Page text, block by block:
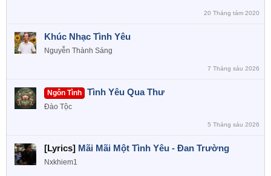
20 Tháng tám 2020
Khúc Nhạc Tình Yêu
Nguyễn Thành Sáng
7 Tháng sáu 2026
Ngôn Tình Tình Yêu Qua Thư
Đào Tộc
5 Tháng sáu 2026
[Lyrics] Mãi Mãi Một Tình Yêu - Đan Trường
Nxkhiem1